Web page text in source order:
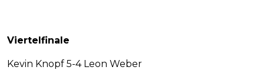
Viertelfinale
Kevin Knopf 5-4 Leon Weber